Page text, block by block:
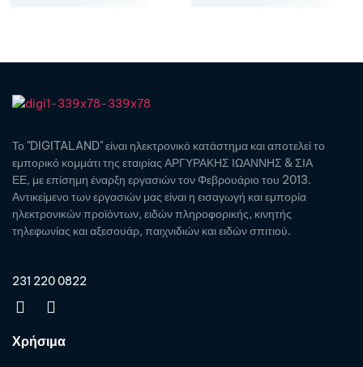
Το "DIGITALAND" είναι ηλεκτρονικό κατάστημα και αποτελεί το
εμπορικό κομμάτι της εταιρίας ΑΡΓΥΡΑΚΗΣ ΙΩΑΝΝΗΣ & ΣΙΑ
ΕΕ, με επίσημη έναρξη εργασιών τον Φεβρουάριο του 2013.
Αντικείμενο των εργασιών μας είναι η εισαγωγή και εμπορία
ηλεκτρονικών προϊόντων, ειδών πληροφορικής, κινητής
τηλεφωνίας και αξεσουάρ, παιχνιδιών και ειδών σπιτιού.
231 220 0822
Χρήσιμα